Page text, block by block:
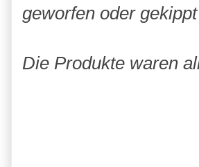
geworfen oder
Die Produkte waren